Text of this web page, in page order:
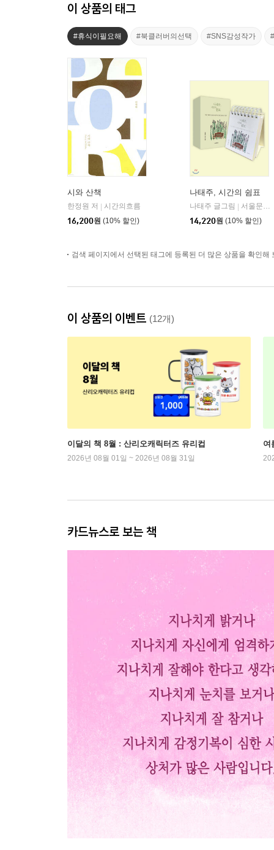
이 상품의 태그
#휴식이필요해 #북클러버의선택 #SNS감성작가
시와 산책
한정원 저
시간의흐름
16,200원 (10% 할인)
나태주, 시간의 쉼표
나태주 글그림
서울문화사
14,220원 (10% 할인)
검색 페이지에서 선택된 태그에 등록된 더 많은 상품을 확인해
이 상품의 이벤트 (12개)
이달의 책 8월 : 산리오캐릭터즈 유리컵
2026년 08월 01일 ~ 2026년 08월 31일
여
카드뉴스로 보는 책